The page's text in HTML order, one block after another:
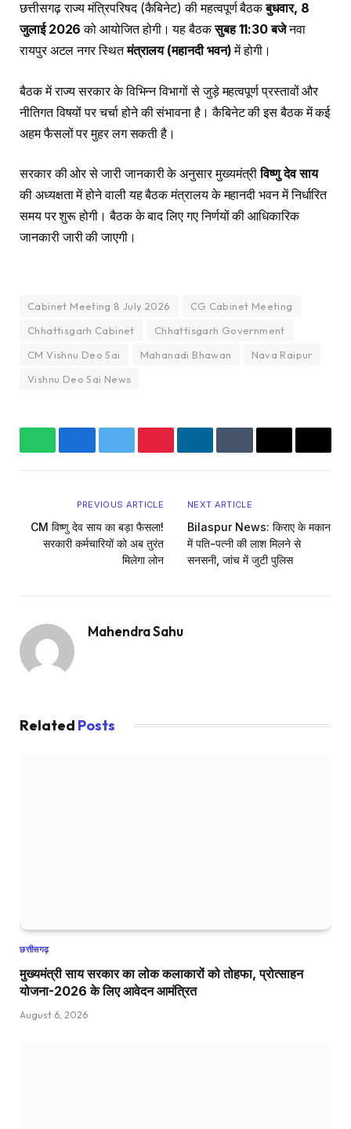
छत्तीसगढ़ राज्य मंत्रिपरिषद (कैबिनेट) की महत्वपूर्ण बैठकबुधवार, 8
जुलाई 2026 को आयोजित होगी। यह बैठकसुबह 11:30 बजेनवा
रायपुर अटल नगर स्थितमंत्रालय (महानदी भवन)में होगी।
बैठक में राज्य सरकार के विभिन्न विभागों से जुड़े महत्वपूर्ण प्रस्तावों और
नीतिगत विषयों पर चर्चा होने की संभावना है। कैबिनेट की इस बैठक में कई
अहम फैसलों पर मुहर लग सकती है।
सरकार की ओर से जारी जानकारी के अनुसार मुख्यमंत्रीविष्णु देव साय
की अध्यक्षता में होने वाली यह बैठक मंत्रालय के महानदी भवन में निर्धारित
समय पर शुरू होगी। बैठक के बाद लिए गए निर्णयों की आधिकारिक
जानकारी जारी की जाएगी।
Cabinet Meeting 8 July 2026
CG Cabinet Meeting
Chhattisgarh Cabinet
Chhattisgarh Government
CM Vishnu Deo Sai
Mahanadi Bhawan
Nava Raipur
Vishnu Deo Sai News
WhatsAppFacebook
TwitterPinterestLinkedInTumblrEmail Copy
PREVIOUS ARTICLE
CM विष्णु देव साय का बड़ा फैसला!
सरकारी कर्मचारियों को अब तुरंत
मिलेगा लोन
NEXT ARTICLE
Bilaspur News: किराए के मकान
में पति-पत्नी की लाश मिलने से
सनसनी, जांच में जुटी पुलिस
Mahendra Sahu
Related Posts
छत्तीसगढ़
मुख्यमंत्री साय सरकार का लोक कलाकारों को तोहफा, प्रोत्साहन
योजना-2026 के लिए आवेदन आमंत्रित
August 6, 2026